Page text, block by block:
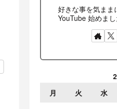
好きな事を気まま
YouTube 始めま
月
火 水